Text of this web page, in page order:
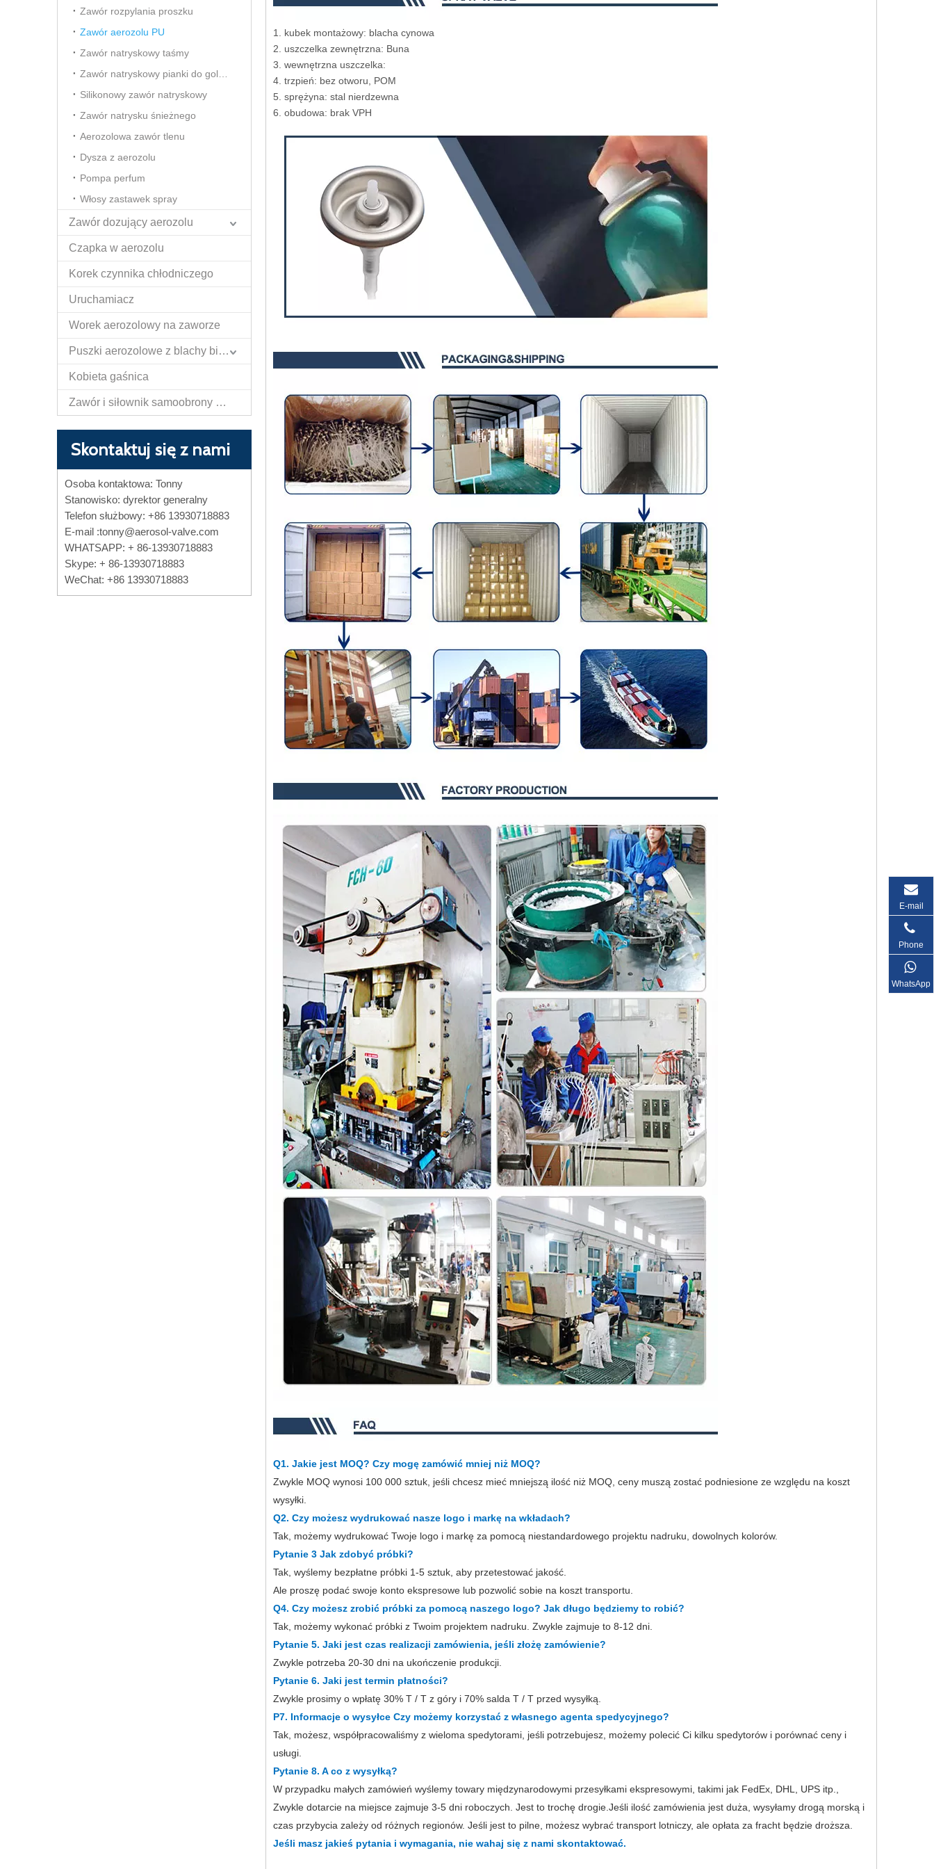
Zawór rozpylania proszku
Zawór aerozolu PU
Zawór natryskowy taśmy
Silikonowy zawór natryskowy
Zawór natrysku śnieżnego
Aerozolowa zawór tlenu
Dysza z aerozolu
Pompa perfum
Włosy zastawek spray
Zawór dozujący aerozolu
Czapka w aerozolu
Korek czynnika chłodniczego
Uruchamiacz
Worek aerozolowy na zaworze
Puszki aerozolowe z blachy białej
Kobieta gaśnica
Zawór i siłownik samoobrony Papper Spray
Skontaktuj się z nami
Osoba kontaktowa: Tonny
Stanowisko: dyrektor generalny
Telefon służbowy: +86 13930718883
E-mail :tonny@aerosol-valve.com
WHATSAPP: + 86-13930718883
Skype: + 86-13930718883
WeChat: +86 13930718883
1. kubek montażowy: blacha cynowa
2. uszczelka zewnętrzna: Buna
3. wewnętrzna uszczelka:
4. trzpień: bez otworu, POM
5. sprężyna: stal nierdzewna
6. obudowa: brak VPH
Q1. Jakie jest MOQ? Czy mogę zamówić mniej niż MOQ?
Zwykle MOQ wynosi 100 000 sztuk, jeśli chcesz mieć mniejszą ilość niż MOQ, ceny muszą zostać podniesione ze względu na koszt
wysyłki.
Q2. Czy możesz wydrukować nasze logo i markę na wkładach?
Tak, możemy wydrukować Twoje logo i markę za pomocą niestandardowego projektu nadruku, dowolnych kolorów.
Pytanie 3 Jak zdobyć próbki?
Tak, wyślemy bezpłatne próbki 1-5 sztuk, aby przetestować jakość.
Ale proszę podać swoje konto ekspresowe lub pozwolić sobie na koszt transportu.
Q4. Czy możesz zrobić próbki za pomocą naszego logo? Jak długo będziemy to robić?
Tak, możemy wykonać próbki z Twoim projektem nadruku. Zwykle zajmuje to 8-12 dni.
Pytanie 5. Jaki jest czas realizacji zamówienia, jeśli złożę zamówienie?
Zwykle potrzeba 20-30 dni na ukończenie produkcji.
Pytanie 6. Jaki jest termin płatności?
Zwykle prosimy o wpłatę 30% T / T z góry i 70% salda T / T przed wysyłką.
P7. Informacje o wysyłce Czy możemy korzystać z własnego agenta spedycyjnego?
Tak, możesz, współpracowaliśmy z wieloma spedytorami, jeśli potrzebujesz, możemy polecić Ci kilku spedytorów i porównać ceny i
usługi.
Pytanie 8. A co z wysyłką?
W przypadku małych zamówień wyślemy towary międzynarodowymi przesyłkami ekspresowymi, takimi jak FedEx, DHL, UPS itp.,
Zwykle dotarcie na miejsce zajmuje 3-5 dni roboczych. Jest to trochę drogie.Jeśli ilość zamówienia jest duża, wysyłamy drogą morską i
czas przybycia zależy od różnych regionów. Jeśli jest to pilne, możesz wybrać transport lotniczy, ale opłata za fracht będzie droższa.
Jeśli masz jakieś pytania i wymagania, nie wahaj się z nami skontaktować.
E-mail
Phone
WhatsApp